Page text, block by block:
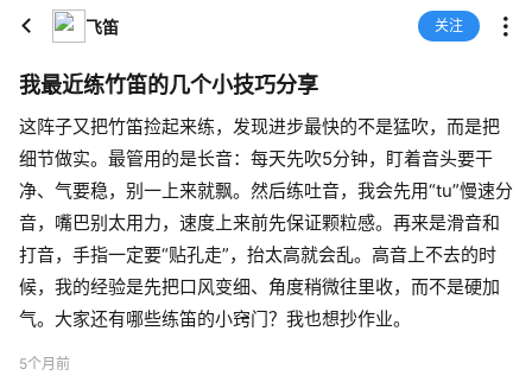
飞笛 关注
我最近练竹笛的几个小技巧分享
这阵子又把竹笛捡起来练，发现进步最快的不是猛吹，而是把
细节做实。最管用的是长音：每天先吹5分钟，盯着音头要干
净、气要稳，别一上来就飘。然后练吐音，我会先用“tu”慢速分
音，嘴巴别太用力，速度上来前先保证颗粒感。再来是滑音和
打音，手指一定要“贴孔走”，抬太高就会乱。高音上不去的时
候，我的经验是先把口风变细、角度稍微往里收，而不是硬加
气。大家还有哪些练笛的小窍门？我也想抄作业。
5个月前